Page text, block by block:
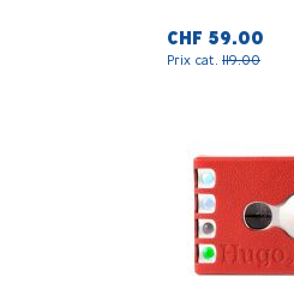
CHF 59.00
Prix cat. 119.00